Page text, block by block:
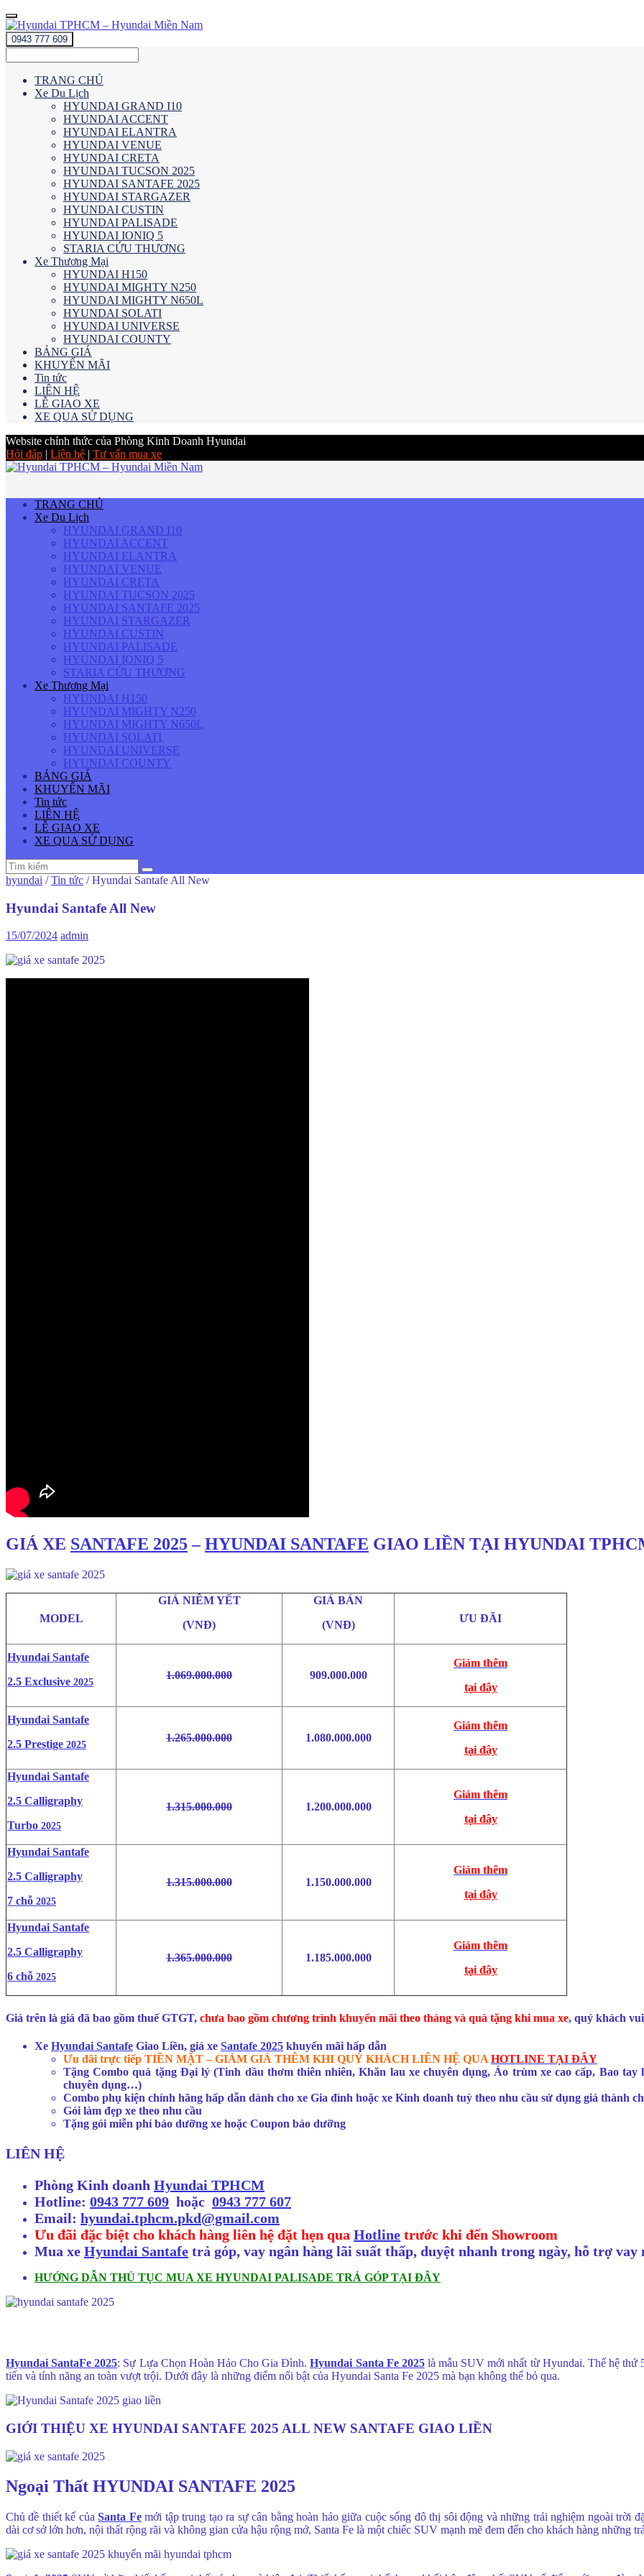
0943 777 609
TRANG CHỦ
Xe Du Lịch
HYUNDAI GRAND I10
HYUNDAI ACCENT
HYUNDAI ELANTRA
HYUNDAI VENUE
HYUNDAI CRETA
HYUNDAI TUCSON 2025
HYUNDAI SANTAFE 2025
HYUNDAI STARGAZER
HYUNDAI CUSTIN
HYUNDAI PALISADE
HYUNDAI IONIQ 5
STARIA CỨU THƯƠNG
Xe Thương Mại
HYUNDAI H150
HYUNDAI MIGHTY N250
HYUNDAI MIGHTY N650L
HYUNDAI SOLATI
HYUNDAI UNIVERSE
HYUNDAI COUNTY
BẢNG GIÁ
KHUYẾN MÃI
Tin tức
LIÊN HỆ
LỄ GIAO XE
XE QUA SỬ DỤNG
Website chính thức của Phòng Kinh Doanh Hyundai
Hỏi đáp | Liên hệ | Tư vấn mua xe
TRANG CHỦ
Xe Du Lịch
HYUNDAI GRAND I10
HYUNDAI ACCENT
HYUNDAI ELANTRA
HYUNDAI VENUE
HYUNDAI CRETA
HYUNDAI TUCSON 2025
HYUNDAI SANTAFE 2025
HYUNDAI STARGAZER
HYUNDAI CUSTIN
HYUNDAI PALISADE
HYUNDAI IONIQ 5
STARIA CỨU THƯƠNG
Xe Thương Mại
HYUNDAI H150
HYUNDAI MIGHTY N250
HYUNDAI MIGHTY N650L
HYUNDAI SOLATI
HYUNDAI UNIVERSE
HYUNDAI COUNTY
BẢNG GIÁ
KHUYẾN MÃI
Tin tức
LIÊN HỆ
LỄ GIAO XE
XE QUA SỬ DỤNG
hyundai /Tin tức /Hyundai Santafe All New
Hyundai Santafe All New
15/07/2024 admin
GIÁ XE SANTAFE 2025 –HYUNDAI SANTAFE GIAO LIỀN TẠI HYUNDAI
MODEL
GIÁ NIÊM YẾT
(VNĐ)
GIÁ BÁN
(VNĐ)
ƯU ĐÃI
Hyundai Santafe
2.5 Exclusive 2025
1.069.000.000 909.000.000
Giảm thêm
tại đây
Hyundai Santafe
2.5 Prestige 2025
1.265.000.000 1.080.000.000
Giảm thêm
tại đây
Hyundai Santafe
2.5 Calligraphy
Turbo 2025
1.315.000.000 1.200.000.000
Giảm thêm
tại đây
Hyundai Santafe
2.5 Calligraphy
7 chỗ 2025
1.315.000.000 1.150.000.000
Giảm thêm
tại đây
Hyundai Santafe
2.5 Calligraphy
6 chỗ 2025
1.365.000.000 1.185.000.000
Giảm thêm
tại đây
Giá trên là giá đã bao gồm thuế GTGT, chưa bao gồm chương trình khuyến mãi theo tháng và quà tặng khi mua xe, quý khách
Xe Hyundai Santafe Giao Liền, giá xe Santafe 2025 khuyến mãi hấp dẫn
Ưu đãi trực tiếp TIỀN MẶT – GIẢM GIÁ THÊM KHI QUÝ KHÁCH LIÊN HỆ QUA HOTLINE TẠI ĐÂY
Tặng Combo quà tặng Đại lý (Tinh dầu thơm thiên nhiên, Khăn lau xe chuyên dụng, Áo trùm xe cao cấp, Bao
chuyên dụng…)
Combo phụ kiện chính hãng hấp dẫn dành cho xe Gia đình hoặc xe Kinh doanh tuỳ theo nhu cầu sử dụng giá thành
Gói làm đẹp xe theo nhu cầu
Tặng gói miễn phí bảo dưỡng xe hoặc Coupon bảo dưỡng
LIÊN HỆ
Phòng Kinh doanh Hyundai TPHCM
Hotline: 0943 777 609 hoặc 0943 777 607
Email: hyundai.tphcm.pkd@gmail.com
Ưu đãi đặc biệt cho khách hàng liên hệ đặt hẹn qua Hotline trước khi đến Showroom
Mua xe Hyundai Santafe trả góp, vay ngân hàng lãi suất thấp, duyệt nhanh trong ngày, hỗ trợ
HƯỚNG DẪN THỦ TỤC MUA XE HYUNDAI PALISADE TRẢ GÓP TẠI ĐÂY
Hyundai SantaFe 2025: Sự Lựa Chọn Hoàn Hảo Cho Gia Đình.Hyundai Santa Fe 2025là mẫu SUV mới nhất từ Hyundai. Thế hệ thứ
tiến và tính năng an toàn vượt trội. Dưới đây là những điểm nổi bật của Hyundai Santa Fe 2025 mà bạn không thể bỏ qua.
GIỚI THIỆU XE HYUNDAI SANTAFE 2025 ALL NEW SANTAFE GIAO LIỀN
Ngoại Thất HYUNDAI SANTAFE 2025
Chủ đề thiết kế củaSanta Femới tập trung tạo ra sự cân bằng hoàn hảo giữa cuộc sống đô thị sôi động và những trải nghiệm ngoài trời
dài cơ sở lớn hơn, nội thất rộng rãi và không gian cửa hậu rộng mở, Santa Fe là một chiếc SUV mạnh mẽ đem đến cho khách hàng những